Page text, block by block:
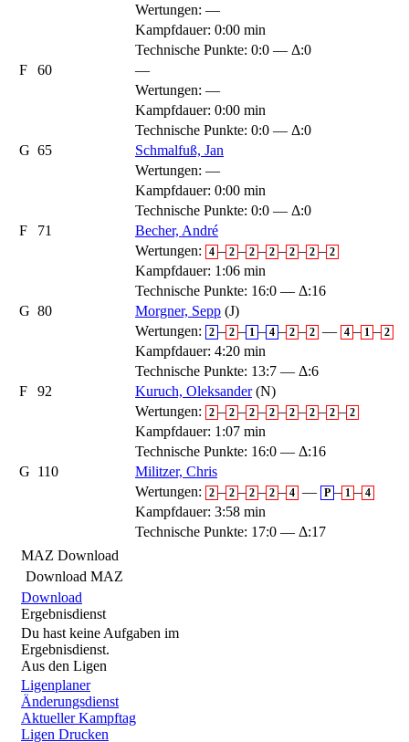
Wertungen: —
Kampfdauer: 0:00 min
Technische Punkte: 0:0 — Δ:0
F
60
—
Wertungen: —
Kampfdauer: 0:00 min
Technische Punkte: 0:0 — Δ:0
G 65
Schmalfuß, Jan
Wertungen: —
Kampfdauer: 0:00 min
Technische Punkte: 0:0 — Δ:0
F
71
Becher, André
Wertungen:
4 – 2 – 2 – 2 – 2 – 2 – 2
Kampfdauer: 1:06 min
Technische Punkte: 16:0 — Δ:16
G 80 Morgner, Sepp (J)
Wertungen:
2 – 2 – 1 – 4 – 2 – 2 — 4 – 1 – 2
Kampfdauer: 4:20 min
Technische Punkte: 13:7 — Δ:6
F
92 Kuruch, Oleksander(N)
Wertungen:
2 – 2 – 2 – 2 – 2 – 2 – 2 – 2
Kampfdauer: 1:07 min
Technische Punkte: 16:0 — Δ:16
G 110
Militzer, Chris
Wertungen:
2 – 2 – 2 – 2 – 4 — P – 1 – 4
Kampfdauer: 3:58 min
Technische Punkte: 17:0 — Δ:17
MAZ Download
Download MAZ
Download
Ergebnisdienst
Du hast keine Aufgaben im
Ergebnisdienst.
Aus den Ligen
Ligenplaner
Änderungsdienst
Aktueller Kampftag
Ligen Drucken